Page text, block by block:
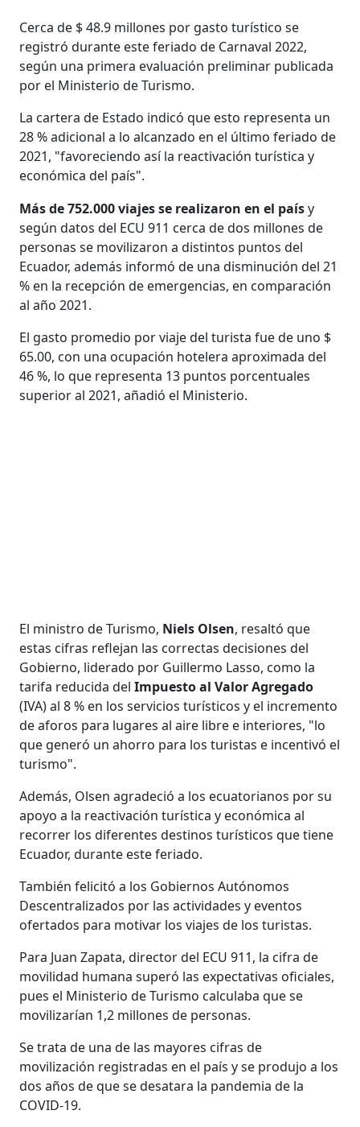
Cerca de $ 48.9 millones por gasto turístico se
registró durante este feriado de Carnaval 2022,
según una primera evaluación preliminar publicada
por el Ministerio de Turismo.
La cartera de Estado indicó que esto representa un
28 % adicional a lo alcanzado en el último feriado de
2021, "favoreciendo así la reactivación turística y
económica del país".
Más de 752.000 viajes se realizaron en el paísy
según datos del ECU 911 cerca de dos millones de
personas se movilizaron a distintos puntos del
Ecuador, además informó de una disminución del 21
% en la recepción de emergencias, en comparación
al año 2021.
El gasto promedio por viaje del turista fue de uno $
65.00, con una ocupación hotelera aproximada del
46 %, lo que representa 13 puntos porcentuales
superior al 2021, añadió el Ministerio.
El ministro de Turismo, Niels Olsen, resaltó que
estas cifras reflejan las correctas decisiones del
Gobierno, liderado por Guillermo Lasso, como la
tarifa reducida delImpuesto al Valor Agregado
(IVA) al 8 % en los servicios turísticos y el incremento
de aforos para lugares al aire libre e interiores, "lo
que generó un ahorro para los turistas e incentivó el
turismo".
Además, Olsen agradeció a los ecuatorianos por su
apoyo a la reactivación turística y económica al
recorrer los diferentes destinos turísticos que tiene
Ecuador, durante este feriado.
También felicitó a los Gobiernos Autónomos
Descentralizados por las actividades y eventos
ofertados para motivar los viajes de los turistas.
Para Juan Zapata, director del ECU 911, la cifra de
movilidad humana superó las expectativas oficiales,
pues el Ministerio de Turismo calculaba que se
movilizarían 1,2 millones de personas.
Se trata de una de las mayores cifras de
movilización registradas en el país y se produjo a los
dos años de que se desatara la pandemia de la
COVID-19.